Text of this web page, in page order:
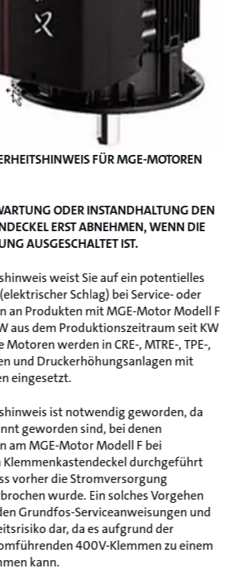
FÜR MGE-MOTOREN
ODER INSTANDHALTUNG DEN
ERST ABNEHMEN, WENN DIE
AUSGESCHALTET IST.
weist Sie auf ein potentielles
Schlag) bei Service- oder
an Produkten mit MGE-Motor Modell F
aus dem Produktionszeitraum seit KW
Motoren werden in CRE-, MTRE-, TPE-,
und Druckerhöhungsanlagen mit
eingesetzt.
ist notwendig geworden, da
geworden sind, bei denen
am MGE-Motor Modell F bei
durchgeführt
vorher die Stromversorgung
wurde. Ein solches Vorgehen
Grundfos-Serviceanweisungen und
dar, da es aufgrund der
400V-Klemmen zu einem
kann.